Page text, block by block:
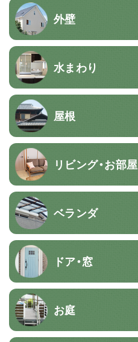
外壁
水まわり
屋根
リビング・お部屋
ベランダ
ドア・窓
お庭